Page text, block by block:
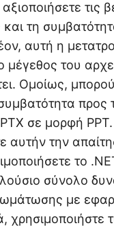
τις
και τη
αυτή η
μέγεθος του
Ομοίως,
προς
σε μορφή
αυτήν την
το
σύνολο
με
χρησιμοποιήστε